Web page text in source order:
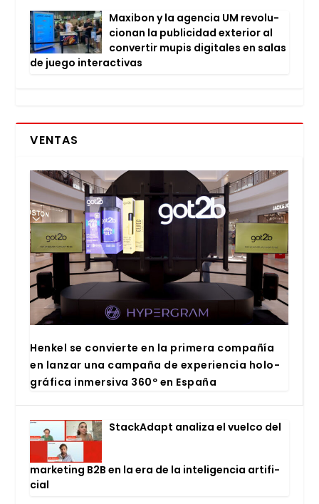
Maxi­bon y la agen­cia UM revo­lu­
cio­nan la publi­ci­dad exte­rior al
con­ver­tir mupis digi­ta­les en salas
de jue­go inter­ac­ti­vas
VENTAS
Hen­kel se con­vier­te en la pri­me­ra com­pa­ñía
en lan­zar una cam­pa­ña de expe­rien­cia holo­
grá­fi­ca inmer­si­va 360º en Espa­ña
Stac­kA­dapt ana­li­za el vuel­co del
mar­ke­ting B2B en la era de la inte­li­gen­cia arti­fi­
cial